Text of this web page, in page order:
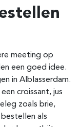
meeting op
een goed idee.
in Alblasserdam.
croissant, jus
zoals brie,
als